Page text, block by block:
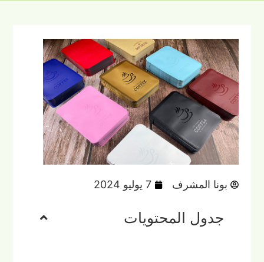
بونا المشرف 7 يوليو 2024
جدول المحتويات